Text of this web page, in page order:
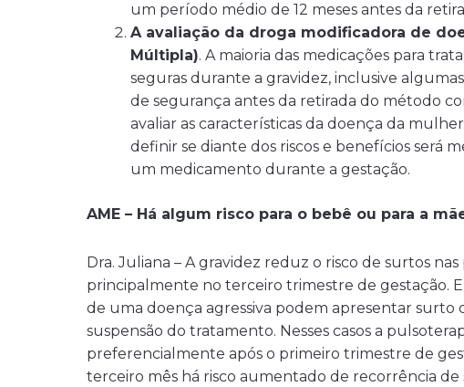
um período médio de 12 meses antes da
A avaliação da droga modificadora de
Múltipla). A maioria das medicações para
seguras durante a gravidez, inclusive
de segurança antes da retirada do método
avaliar as características da doença da
definir se diante dos riscos e benefícios será
um medicamento durante a gestação.
AME – Há algum risco para o bebê ou para a
Dra. Juliana – A gravidez reduz o risco de surtos
principalmente no terceiro trimestre de gestação.
de uma doença agressiva podem apresentar
suspensão do tratamento. Nesses casos a
preferencialmente após o primeiro trimestre de
terceiro mês há risco aumentado de recorrência